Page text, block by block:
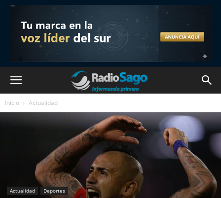
Inicio Actualidad
Actualidad Deportes